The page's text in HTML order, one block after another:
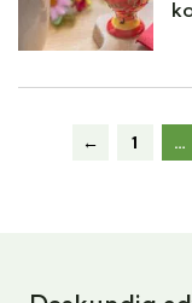
← 1 …